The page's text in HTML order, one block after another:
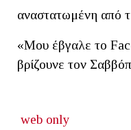
αναστατωμένη από
«Μου έβγαλε το
βρίζουνε τον
web only